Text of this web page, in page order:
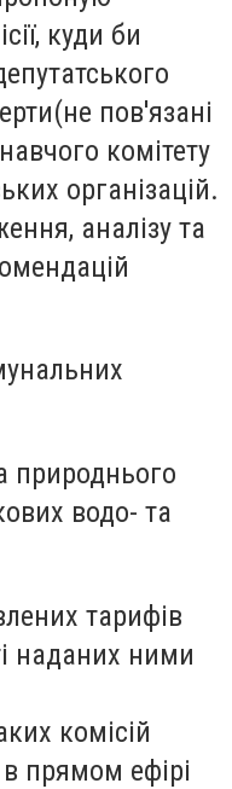
куди би
пов'язані
комітету
організацій.
аналізу та
природнього
водо- та
тарифів
наданих ними
комісій
прямом ефірі